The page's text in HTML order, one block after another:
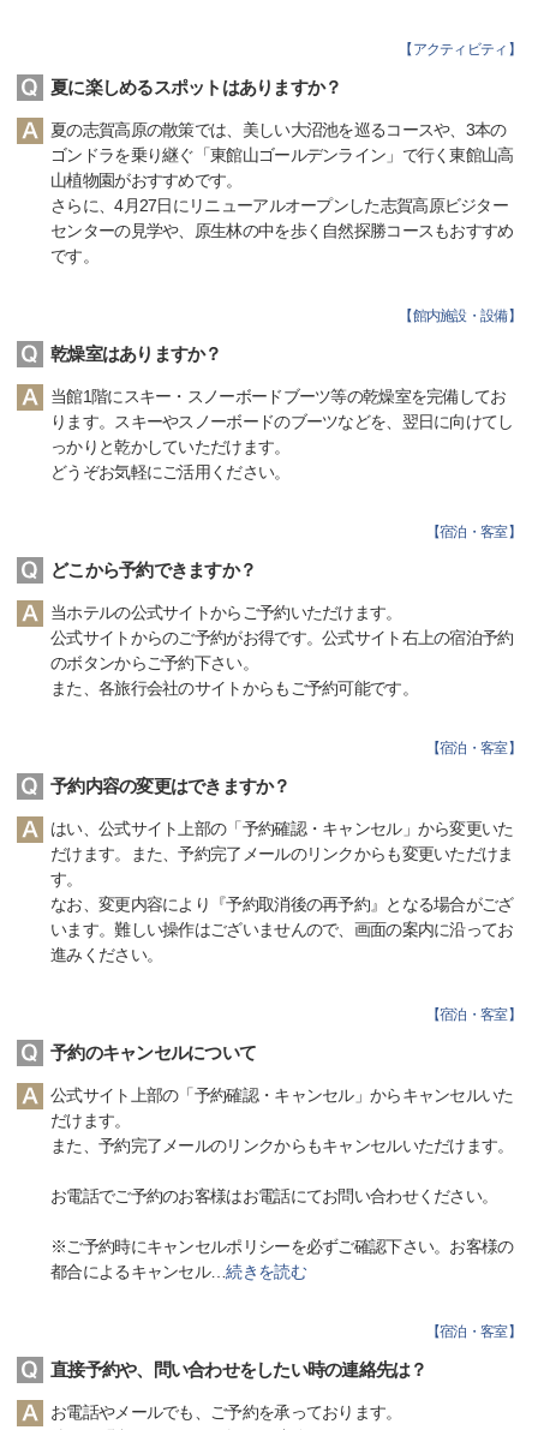
【 アクティビティ 】
夏に楽しめるスポットはありますか？
夏の志賀高原の散策では、美しい大沼池を巡るコースや、3本の
ゴンドラを乗り継ぐ「東館山ゴールデンライン」で行く東館山高
山植物園がおすすめです。
さらに、4月27日にリニューアルオープンした志賀高原ビジター
センターの見学や、原生林の中を歩く自然探勝コースもおすすめ
です。
【館内施設・設備】
乾燥室はありますか？
当館1階にスキー・スノーボードブーツ等の乾燥室を完備してお
ります。スキーやスノーボードのブーツなどを、翌日に向けてし
っかりと乾かしていただけます。
どうぞお気軽にご活用ください。
【宿泊・客室】
どこから予約できますか？
当ホテルの公式サイトからご予約いただけます。
公式サイトからのご予約がお得です。公式サイト右上の宿泊予約
のボタンからご予約下さい。
また、各旅行会社のサイトからもご予約可能です。
【宿泊・客室】
予約内容の変更はできますか？
はい、公式サイト上部の「予約確認・キャンセル」から変更いた
だけます。また、予約完了メールのリンクからも変更いただけま
す。
なお、変更内容により『予約取消後の再予約』となる場合がござ
います。難しい操作はございませんので、画面の案内に沿ってお
進みください。
【宿泊・客室】
予約のキャンセルについて
公式サイト上部の「予約確認・キャンセル」からキャンセルいた
だけます。
また、予約完了メールのリンクからもキャンセルいただけます。
お電話でご予約のお客様はお電話にてお問い合わせください。
※ご予約時にキャンセルポリシーを必ずご確認下さい。お客様の
都合によるキャンセル…続きを読む
【宿泊・客室】
直接予約や、問い合わせをしたい時の連絡先は？
お電話やメールでも、ご予約を承っております。